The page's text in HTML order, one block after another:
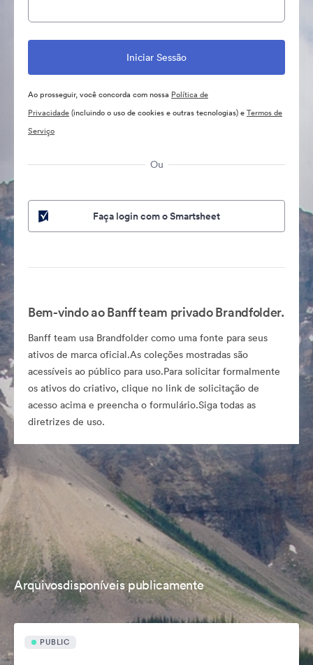
Ao prosseguir, você concorda com nossa Política de
Privacidade(incluindo o uso de cookies e outras tecnologias) eTermos de
Serviço
Ou
Faça login com o Smartsheet
Bem-vindo ao Banff team privado Brandfolder.
Banff team usa Brandfolder como uma fonte para seus
ativos de marca oficial.As coleções mostradas são
acessíveis ao público para uso.Para solicitar formalmente
os ativos do criativo, clique no link de solicitação de
acesso acima e preencha o formulário.Siga todas as
diretrizes de uso.
Arquivosdisponíveis publicamente
PUBLIC